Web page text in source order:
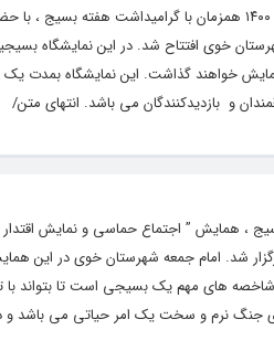
به گزارشپایگاه خبری تحلیلی “خبرخوی” ، صبح امروز چهارشنبه سوم آذرماه ۱۴۰۰ همزمان با
خواهند گذاشت. این نمایشگاه بمدت یک
و بازدیدکنندگان می باشد. انتهای متن/
، همایش ” اجتماع حماسی و نمایش
شد. امام جمعه شهرستان خوی در این
های مهم یک بسیجی است تا بتواند با
جنگ نرم و سخت یک امر حیاتی می باشد و